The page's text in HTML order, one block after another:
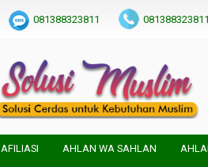
081388323811 081388323811
AFILIASI AHLAN WA SAHLAN